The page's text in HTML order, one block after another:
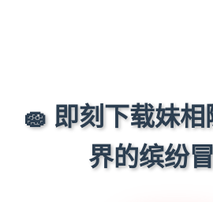
🧽 即刻下载妹
界的缤纷